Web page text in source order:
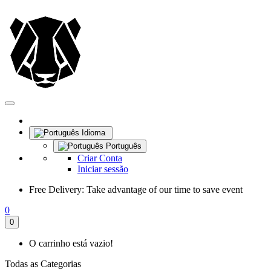
Idioma
Português
Criar Conta
Iniciar sessão
Free Delivery: Take advantage of our time to save event
0
0
O carrinho está vazio!
Todas as Categorias